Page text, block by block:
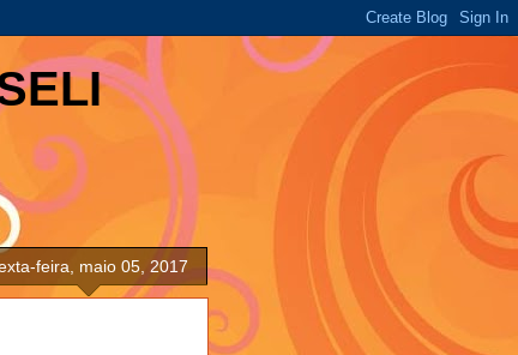
feira, maio 05, 2017